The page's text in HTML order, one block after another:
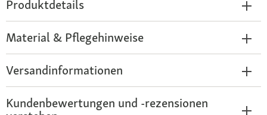
Produktdetails
Material & Pflegehinweise
Versandinformationen
Kundenbewertungen und -rezensionen